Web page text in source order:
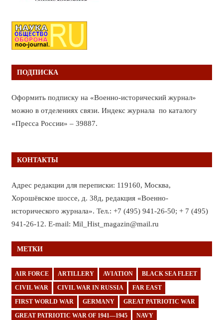
ПОДПИСКА
Оформить подписку на «Военно-исторический журнал»
можно в отделениях связи. Индекс журнала по каталогу
«Пресса России» – 39887.
КОНТАКТЫ
Адрес редакции для переписки: 119160, Москва,
Хорошёвское шоссе, д. 38д, редакция «Военно-
исторического журнала». Тел.: +7 (495) 941-26-50; + 7 (495)
941-26-12. E-mail: Mil_Hist_magazin@mail.ru
МЕТКИ
AIR FORCE ARTILLERY AVIATION BLACK SEA FLEET
CIVIL WAR CIVIL WAR IN RUSSIA FAR EAST
FIRST WORLD WAR GERMANY GREAT PATRIOTIC WAR
GREAT PATRIOTIC WAR OF 1941—1945 NAVY